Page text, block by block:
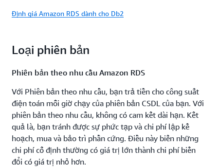
Định giá Amazon RDS dành cho Db2
Loại phiên bản
Phiên bản theo nhu cầu Amazon RDS
Với Phiên bản theo nhu cầu, bạn trả tiền cho công suất
điện toán mỗi giờ chạy của phiên bản CSDL của bạn. Với
phiên bản theo nhu cầu, không có cam kết dài hạn. Kết
quả là, bạn tránh được sự phức tạp và chi phí lập kế
hoạch, mua và bảo trì phần cứng. Điều này biến những
chi phí cố định thường có giá trị lớn thành chi phí biến
đổi có giá trị nhỏ hơn.